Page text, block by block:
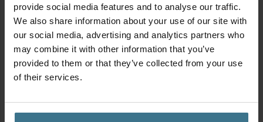
provide social media features and to analyse our traffic.
We also share information about your use of our site with
our social media, advertising and analytics partners who
may combine it with other information that you’ve
provided to them or that they’ve collected from your use
of their services.
Vershouddoos 470
ml
ml